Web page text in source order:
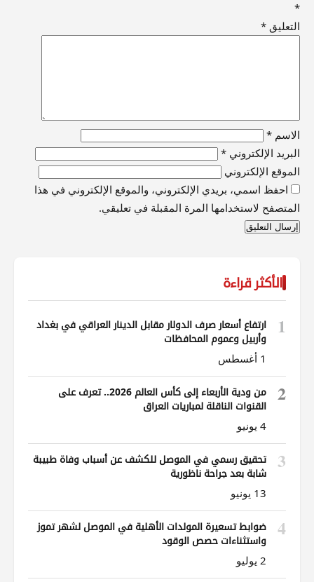
*
التعليق *
الاسم *
البريد الإلكتروني *
الموقع الإلكتروني
احفظ اسمي، بريدي الإلكتروني، والموقع الإلكتروني في هذا
المتصفح لاستخدامها المرة المقبلة في تعليقي.
الأكثر قراءة
1
ارتفاع أسعار صرف الدولار مقابل الدينار العراقي في بغداد
وأربيل وعموم المحافظات
1 أغسطس
2
من ودية الأربعاء إلى كأس العالم 2026.. تعرف على
القنوات الناقلة لمباريات العراق
4 يونيو
3
تحقيق رسمي في الموصل للكشف عن أسباب وفاة طبيبة
شابة بعد جراحة ناظورية
13 يونيو
4
ضوابط تسعيرة المولدات الأهلية في الموصل لشهر تموز
واستثناءات حصص الوقود
2 يوليو